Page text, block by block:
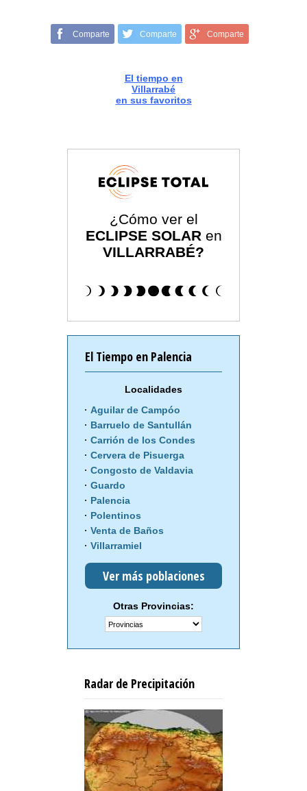
Comparte Comparte Comparte
El tiempo en
Villarrabé
en sus favoritos
¿Cómo ver el
ECLIPSE SOLAR en
VILLARRABÉ?
El Tiempo en Palencia
Localidades
Aguilar de Campóo
Barruelo de Santullán
Carrión de los Condes
Cervera de Pisuerga
Congosto de Valdavia
Guardo
Palencia
Polentinos
Venta de Baños
Villarramiel
Ver más poblaciones
Otras Provincias:
Radar de Precipitación